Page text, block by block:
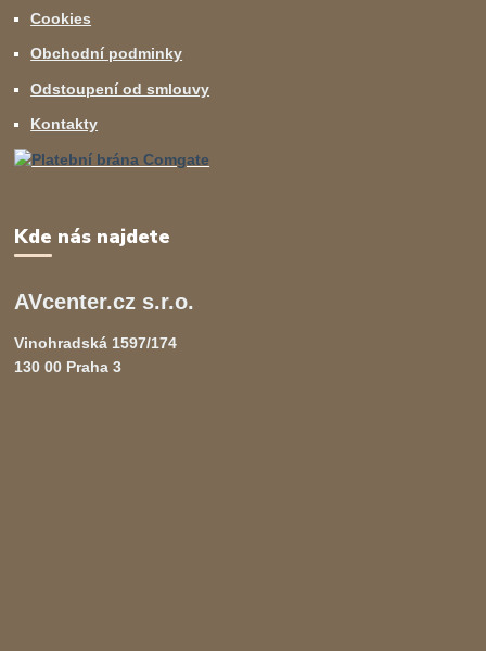
Cookies
Obchodní podminky
Odstoupení od smlouvy
Kontakty
Kde nás najdete
AVcenter.cz s.r.o.
Vinohradská 1597/174
130 00 Praha 3